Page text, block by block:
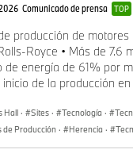
Comunicado de prensa TOP
producción de motores
Royce • Más de 7.6
de energía de 61% por
de la producción en
Hall · Sites · Tecnología ·
de Producción · Herencia ·